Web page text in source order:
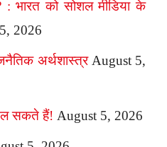
भारत को सोशल मीडिया के
2026
अर्थशास्त्र August 5,
सकते हैं! August 5, 2026